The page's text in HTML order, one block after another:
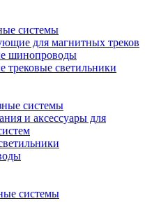
системы
для магнитных треков
шинопроводы
трековые светильники
системы
и аксессуары для
системы